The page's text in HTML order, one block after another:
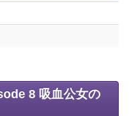
8 吸血公女の